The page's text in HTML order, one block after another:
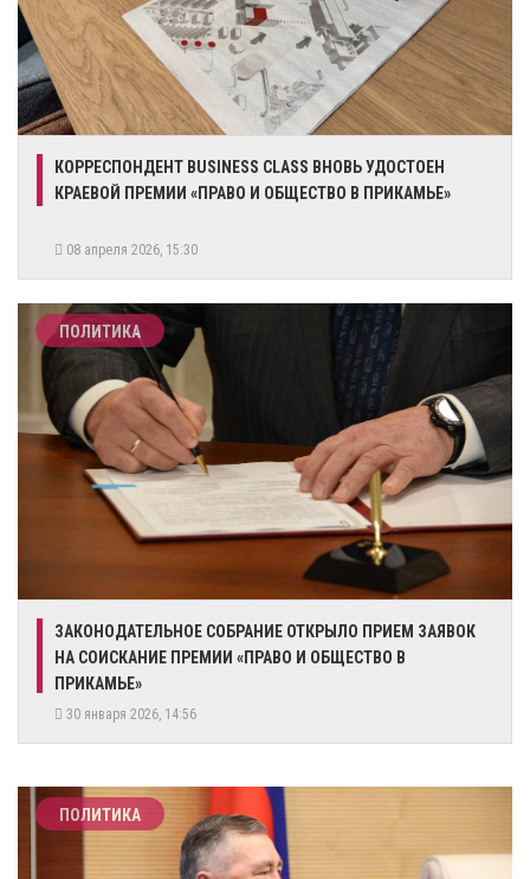
КОРРЕСПОНДЕНТ BUSINESS CLASS ВНОВЬ УДОСТОЕН
КРАЕВОЙ ПРЕМИИ «ПРАВО И ОБЩЕСТВО В ПРИКАМЬЕ»
08 апреля 2026, 15:30
ПОЛИТИКА
ЗАКОНОДАТЕЛЬНОЕ СОБРАНИЕ ОТКРЫЛО ПРИЕМ ЗАЯВОК
НА СОИСКАНИЕ ПРЕМИИ «ПРАВО И ОБЩЕСТВО В
ПРИКАМЬЕ»
30 января 2026, 14:56
ПОЛИТИКА